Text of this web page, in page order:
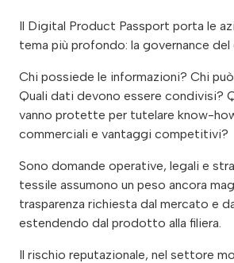
Il Digital Product Passport porta le
tema più profondo: la governance del
Chi possiede le informazioni? Chi
Quali dati devono essere condivisi?
vanno protette per tutelare know-
commerciali e vantaggi competitivi?
Sono domande operative, legali e
tessile assumono un peso ancora
trasparenza richiesta dal mercato e
estendendo dal prodotto alla filiera.
Il rischio reputazionale, nel settore